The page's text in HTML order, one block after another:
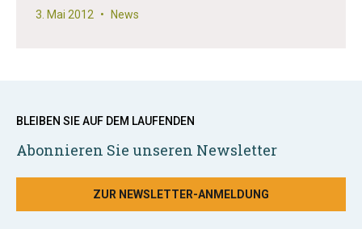
3. Mai 2012 • News
BLEIBEN SIE AUF DEM LAUFENDEN
Abonnieren Sie unseren Newsletter
ZUR NEWSLETTER-ANMELDUNG